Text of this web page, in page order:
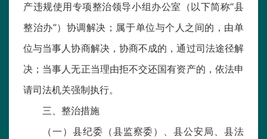
产违规使用专项整治领导小组办公室（以下简称“县
整治办”）协调解决；属于单位与个人之间的，由单
位与当事人协商解决，协商不成的，通过司法途径解
决；当事人无正当理由拒不交还国有资产的，依法申
请司法机关强制执行。
三、整治措施
（一）县纪委（县监察委）、县公安局、县法